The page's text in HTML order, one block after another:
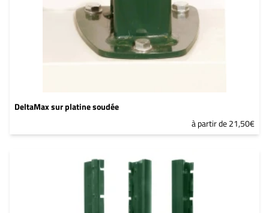
DeltaMax sur platine soudée
à partir de 21,50€